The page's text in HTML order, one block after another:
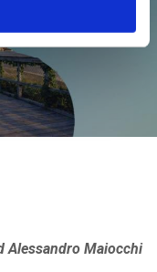
Alessandro Maiocchi